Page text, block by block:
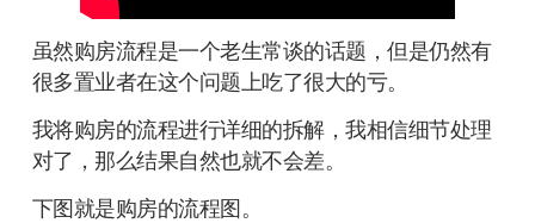
虽然购房流程是一个老生常谈的话题，但是仍然有
很多置业者在这个问题上吃了很大的亏。
我将购房的流程进行详细的拆解，我相信细节处理
对了，那么结果自然也就不会差。
下图就是购房的流程图。